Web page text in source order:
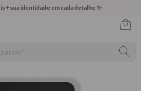
+ sua identidade em cada detalhe ✨